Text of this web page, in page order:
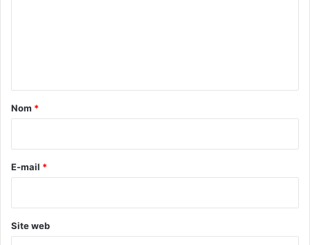
a
e
Nom *
E-mail *
Site web